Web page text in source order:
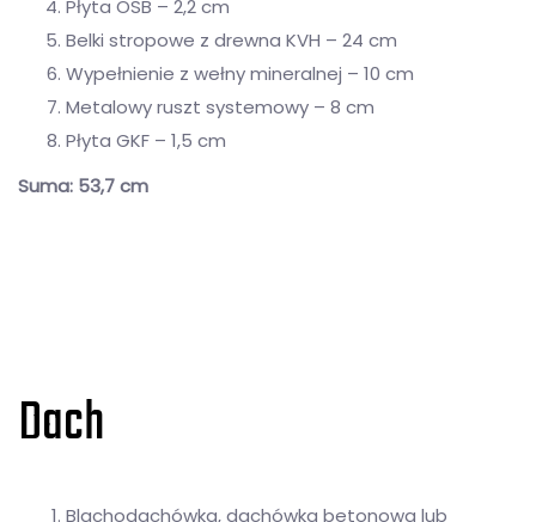
Płyta OSB – 2,2 cm
Belki stropowe z drewna KVH – 24 cm
Wypełnienie z wełny mineralnej – 10 cm
Metalowy ruszt systemowy – 8 cm
Płyta GKF – 1,5 cm
Suma: 53,7 cm
Dach
Blachodachówka, dachówka betonowa lub